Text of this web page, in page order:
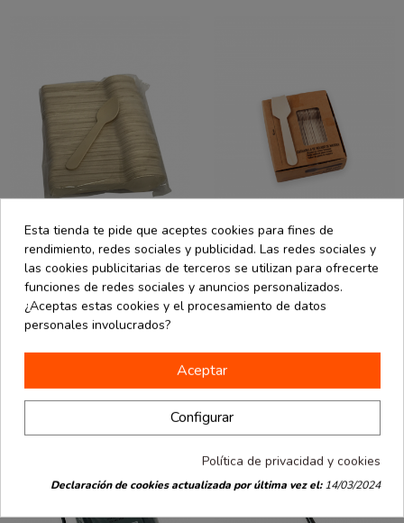
Hostelería
Cucharillas de
madera 11 cm
100 uds
desde
2.60 €
0.03 € / Ud.
Hostelería
Cucharillas de
madera para
helado
desde
3.14 €
Esta tienda te pide que aceptes cookies para fines de
rendimiento, redes sociales y publicidad. Las redes sociales y
las cookies publicitarias de terceros se utilizan para ofrecerte
funciones de redes sociales y anuncios personalizados.
¿Aceptas estas cookies y el procesamiento de datos
personales involucrados?
Aceptar
Configurar
Política de privacidad y cookies
Declaración de cookies actualizada por última vez el:14/03/2024